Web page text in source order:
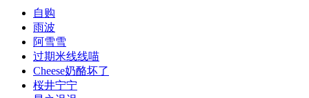
自购
雨波
阿雪雪
过期米线线喵
Cheese奶酪坏了
桜井宁宁